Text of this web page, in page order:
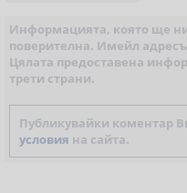
Информацията, която ще
поверителна. Имейл
Цялата предоставена
трети страни.
Публикувайки коментар
условия на сайта.